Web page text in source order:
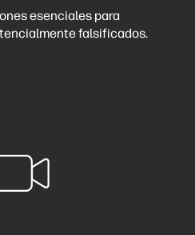
esenciales para
falsificados.